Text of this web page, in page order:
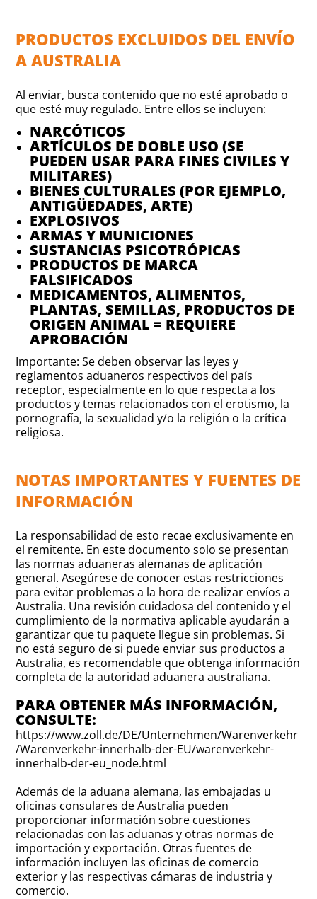
PRODUCTOS EXCLUIDOS DEL ENVÍO
A AUSTRALIA
Al enviar, busca contenido que no esté aprobado o
que esté muy regulado. Entre ellos se incluyen:
NARCÓTICOS
ARTÍCULOS DE DOBLE USO (SE
PUEDEN USAR PARA FINES CIVILES Y
MILITARES)
BIENES CULTURALES (POR EJEMPLO,
ANTIGÜEDADES, ARTE)
EXPLOSIVOS
ARMAS Y MUNICIONES
SUSTANCIAS PSICOTRÓPICAS
PRODUCTOS DE MARCA
FALSIFICADOS
MEDICAMENTOS, ALIMENTOS,
PLANTAS, SEMILLAS, PRODUCTOS DE
ORIGEN ANIMAL = REQUIERE
APROBACIÓN
Importante: Se deben observar las leyes y
reglamentos aduaneros respectivos del país
receptor, especialmente en lo que respecta a los
productos y temas relacionados con el erotismo, la
pornografía, la sexualidad y/o la religión o la crítica
religiosa.
NOTAS IMPORTANTES Y FUENTES DE
INFORMACIÓN
La responsabilidad de esto recae exclusivamente en
el remitente. En este documento solo se presentan
las normas aduaneras alemanas de aplicación
general. Asegúrese de conocer estas restricciones
para evitar problemas a la hora de realizar envíos a
Australia. Una revisión cuidadosa del contenido y el
cumplimiento de la normativa aplicable ayudarán a
garantizar que tu paquete llegue sin problemas. Si
no está seguro de si puede enviar sus productos a
Australia, es recomendable que obtenga información
completa de la autoridad aduanera australiana.
PARA OBTENER MÁS INFORMACIÓN,
CONSULTE:
https://www.zoll.de/DE/Unternehmen/Warenverkehr
/Warenverkehr-innerhalb-der-EU/warenverkehr-
innerhalb-der-eu_node.html
Además de la aduana alemana, las embajadas u
oficinas consulares de Australia pueden
proporcionar información sobre cuestiones
relacionadas con las aduanas y otras normas de
importación y exportación. Otras fuentes de
información incluyen las oficinas de comercio
exterior y las respectivas cámaras de industria y
comercio.